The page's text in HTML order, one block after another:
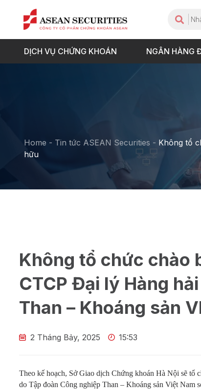
DỊCH VỤ CHỨNG KHOÁN NGÂN HÀNG
Home - Tin tức ASEAN Securities - Không tổ
hữu
Không tổ chức chào
CTCP Đại lý Hàng
Than – Khoáng sản
2 Tháng Bảy, 2025 15:53
Theo kế hoạch, Sở Giao dịch Chứng khoán Hà Nội sẽ tổ
do Tập đoàn Công nghiệp Than – Khoáng sản Việt Nam